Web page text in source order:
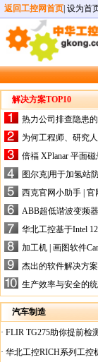
返回工控网首页 设为首
解决方案TOP10
热力公司排查隐患
IR手持式热像仪，
为何工程师、研究
X-HS系列热像仪？
关键
倍福 XPlanar 平面
统的创新应用
图尔克|用于加氢站
式I/O解决方案
西克官网小助手 | 官
任务选型）更新预告
ABB超低谐波变频
电气设备运行难题！
华北工控基于Intel
的ATX-6159嵌入式
机器人市场
加工机 | 画图软件
层整合的问题
杰出的软件解决方
Turck Automation
生产效率与安全的
关于机器人技术传
的采访
汽车制造
· FLIR TG275助你提前检
险！
· 华北工控RICH系列工控